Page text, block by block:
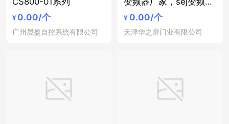
¥ 0.00/个
广州晟盈自控系统有限公司
快速门专用，sej变频器
¥ 0.00/个
天津华之扉门业有限公司